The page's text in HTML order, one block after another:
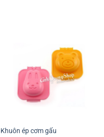
Khuôn ép cơm gấu